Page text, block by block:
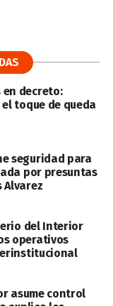
en decreto:
toque de queda
seguridad para
por presuntas
Alvarez
del Interior
operativos
asume control